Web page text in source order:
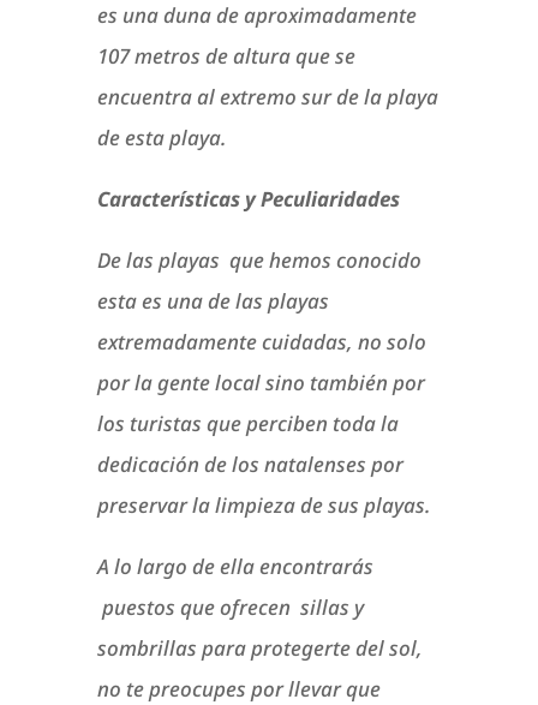
es una duna de aproximadamente
107 metros de altura que se
encuentra al extremo sur de la playa
de esta playa.
Características y Peculiaridades
De las playas que hemos conocido
esta es una de las playas
extremadamente cuidadas, no solo
por la gente local sino también por
los turistas que perciben toda la
dedicación de los natalenses por
preservar la limpieza de sus playas.
A lo largo de ella encontrarás
puestos que ofrecen sillas y
sombrillas para protegerte del sol,
no te preocupes por llevar que